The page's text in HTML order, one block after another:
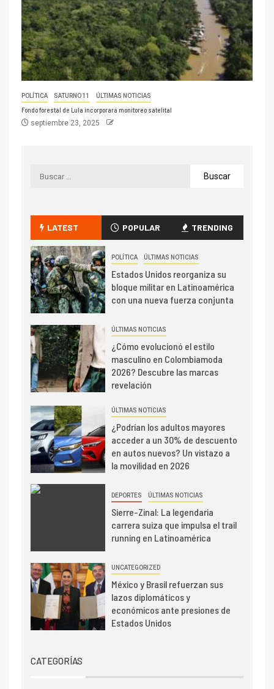
POLÍTICA SATURNO 11 ÚLTIMAS NOTICIAS
Fondo forestal de Lula incorporará monitoreo satelital
septiembre 23, 2025
LATEST POPULAR TRENDING
POLÍTICA ÚLTIMAS NOTICIAS
Estados Unidos reorganiza su
bloque militar en Latinoamérica
con una nueva fuerza conjunta
ÚLTIMAS NOTICIAS
¿Cómo evolucionó el estilo
masculino en Colombiamoda
2026? Descubre las marcas
revelación
ÚLTIMAS NOTICIAS
¿Podrían los adultos mayores
acceder a un 30% de descuento
en autos nuevos? Un vistazo a
la movilidad en 2026
DEPORTES ÚLTIMAS NOTICIAS
Sierre-Zinal: La legendaria
carrera suiza que impulsa el trail
running en Latinoamérica
UNCATEGORIZED
México y Brasil refuerzan sus
lazos diplomáticos y
económicos ante presiones de
Estados Unidos
CATEGORÍAS